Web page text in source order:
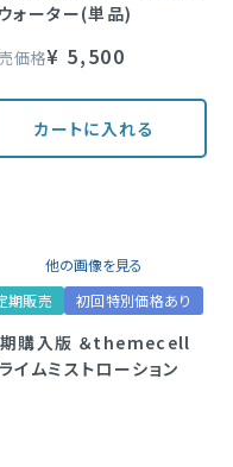
ォーター(単品)
価格¥ 5,500
カートに入れる
他の画像を見る
期販売
初回特別価格あり
購入版 ＆themecell
イムミストローション